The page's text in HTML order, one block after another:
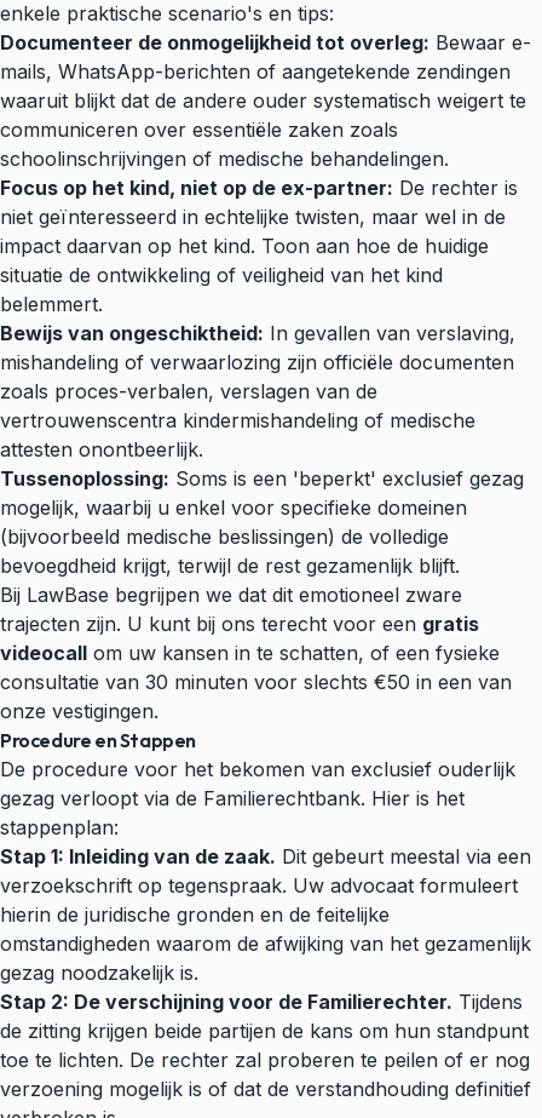
enkele praktische scenario's en tips:
Documenteer de onmogelijkheid tot overleg: Bewaar e-
mails, WhatsApp-berichten of aangetekende zendingen
waaruit blijkt dat de andere ouder systematisch weigert te
communiceren over essentiële zaken zoals
schoolinschrijvingen of medische behandelingen.
Focus op het kind, niet op de ex-partner: De rechter is
niet geïnteresseerd in echtelijke twisten, maar wel in de
impact daarvan op het kind. Toon aan hoe de huidige
situatie de ontwikkeling of veiligheid van het kind
belemmert.
Bewijs van ongeschiktheid: In gevallen van verslaving,
mishandeling of verwaarlozing zijn officiële documenten
zoals proces-verbalen, verslagen van de
vertrouwenscentra kindermishandeling of medische
attesten onontbeerlijk.
Tussenoplossing: Soms is een 'beperkt' exclusief gezag
mogelijk, waarbij u enkel voor specifieke domeinen
(bijvoorbeeld medische beslissingen) de volledige
bevoegdheid krijgt, terwijl de rest gezamenlijk blijft.
Bij LawBase begrijpen we dat dit emotioneel zware
trajecten zijn. U kunt bij ons terecht voor een gratis
videocall om uw kansen in te schatten, of een fysieke
consultatie van 30 minuten voor slechts €50 in een van
onze vestigingen.
Procedure en Stappen
De procedure voor het bekomen van exclusief ouderlijk
gezag verloopt via de Familierechtbank. Hier is het
stappenplan:
Stap 1: Inleiding van de zaak. Dit gebeurt meestal via een
verzoekschrift op tegenspraak. Uw advocaat formuleert
hierin de juridische gronden en de feitelijke
omstandigheden waarom de afwijking van het gezamenlijk
gezag noodzakelijk is.
Stap 2: De verschijning voor de Familierechter. Tijdens
de zitting krijgen beide partijen de kans om hun standpunt
toe te lichten. De rechter zal proberen te peilen of er nog
verzoening mogelijk is of dat de verstandhouding definitief